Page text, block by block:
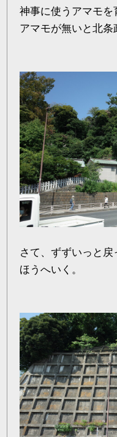
神事に使うアマモを
アマモが無いと北条
さて、ずずいっと
ほうへいく。